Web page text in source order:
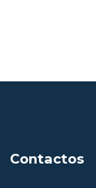
Contactos